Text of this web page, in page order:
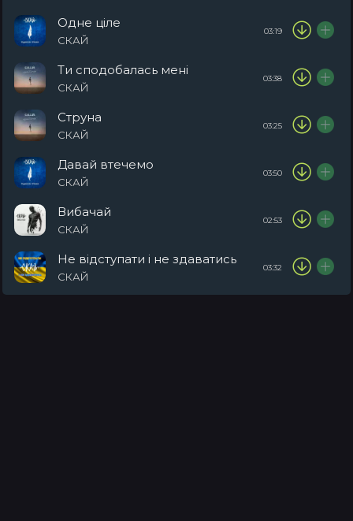
Одне ціле
СКАЙ
03:19
Ти сподобалась мені
СКАЙ
03:38
Струна
СКАЙ
03:25
Давай втечемо
СКАЙ
03:50
Вибачай
СКАЙ
02:53
Не відступати і не здаватись
СКАЙ
03:32